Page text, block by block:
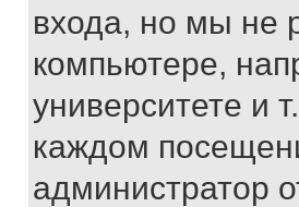
входа, но мы не
компьютере,
университете и
каждом
администратор